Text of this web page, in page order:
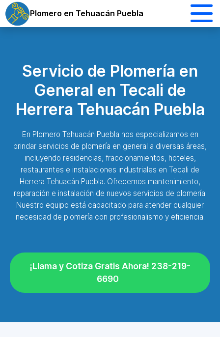
Plomero en Tehuacán Puebla
Servicio de Plomería en
General en Tecali de
Herrera Tehuacán Puebla
En Plomero Tehuacán Puebla nos especializamos en
brindar servicios de plomería en general a diversas áreas,
incluyendo residencias, fraccionamientos, hoteles,
restaurantes e instalaciones industriales en Tecali de
Herrera Tehuacán Puebla. Ofrecemos mantenimiento,
reparación e instalación de nuevos servicios de plomería.
Nuestro equipo está capacitado para atender cualquier
necesidad de plomería con profesionalismo y eficiencia.
¡Llama y Cotiza Gratis Ahora! 238-219-
6690